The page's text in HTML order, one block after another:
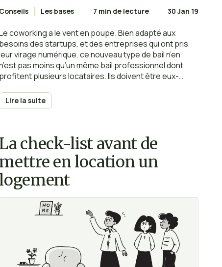
Conseils Les bases 7 min de lecture 30 Jan 19
coworking a le vent en poupe. Bien adapté aux
besoins des startups, et des entreprises qui ont pris
virage numérique, ce nouveau type de bail n’en
pas moins qu’un même bail professionnel dont
profitent plusieurs locataires. Ils doivent être eux-
le document de location ou sur plusieurs contrats
Le montant du loyer est donc réparti entre les
petites sociétés et celles qui débutent, il convient
cependant de bien en étudier les tenants et les
aboutissants.
Lire la suite
La check-list avant de
mettre en location un
logement